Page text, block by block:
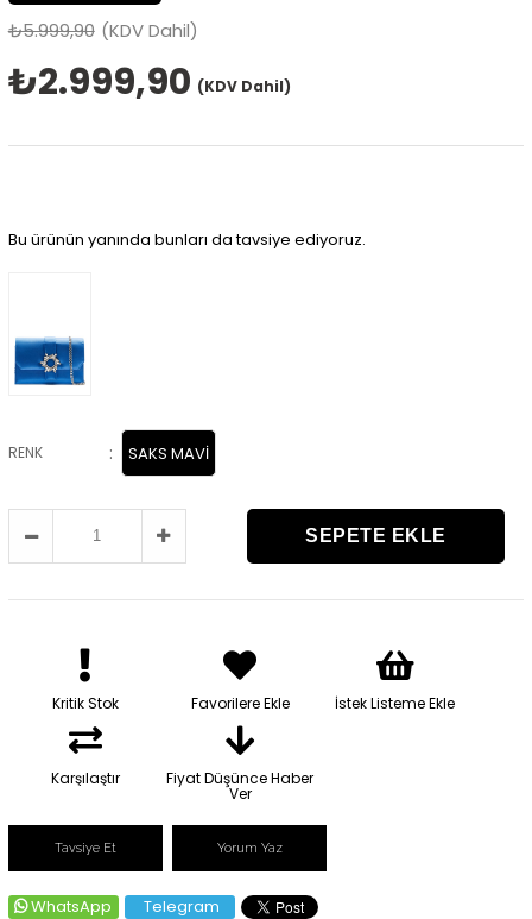
₺5.999,90 (KDV Dahil)
₺2.999,90 (KDV Dahil)
Bu ürünün yanında bunları da tavsiye ediyoruz.
RENK : SAKS MAVİ
Kritik Stok Favorilere Ekle İstek Listeme Ekle
Karşılaştır Fiyat Düşünce Haber
Ver
Tavsiye Et Yorum Yaz
WhatsApp Telegram